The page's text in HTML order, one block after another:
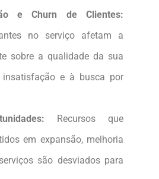
e Churn de Clientes:
no serviço afetam a
sobre a qualidade da sua
insatisfação e à busca por
Recursos que
em expansão, melhoria
são desviados para